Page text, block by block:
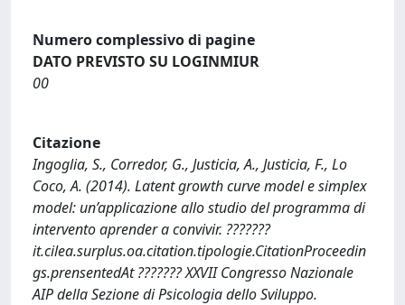
Numero complessivo di pagine
DATO PREVISTO SU LOGINMIUR
00
Citazione
Ingoglia, S., Corredor, G., Justicia, A., Justicia, F., Lo
Coco, A. (2014). Latent growth curve model e simplex
model: un’applicazione allo studio del programma di
intervento aprender a convivir. ???????
it.cilea.surplus.oa.citation.tipologie.CitationProceedin
gs.prensentedAt ??????? XXVII Congresso Nazionale
AIP della Sezione di Psicologia dello Sviluppo.